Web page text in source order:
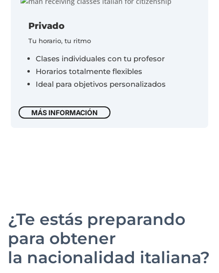
Privado
Tu horario, tu ritmo
Clases individuales con tu profesor
Horarios totalmente flexibles
Ideal para objetivos personalizados
MÁS INFORMACIÓN
¿Te estás preparando
para obtener
la nacionalidad italiana?